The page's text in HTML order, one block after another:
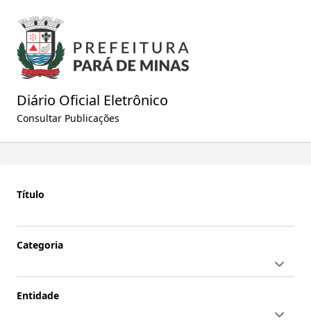
Diário Oficial Eletrônico
Consultar Publicações
Título
Categoria
Entidade